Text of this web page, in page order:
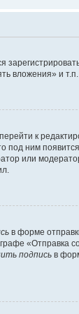
вложения» и т.п.
к
под ним
или
в форме
«Отправка
подпись в